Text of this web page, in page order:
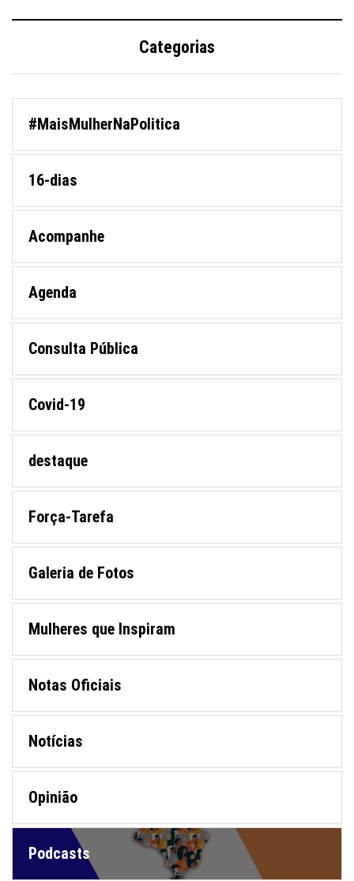
Categorias
#MaisMulherNaPolitica
16-dias
Acompanhe
Agenda
Consulta Pública
Covid-19
destaque
Força-Tarefa
Galeria de Fotos
Mulheres que Inspiram
Notas Oficiais
Notícias
Opinião
Podcasts